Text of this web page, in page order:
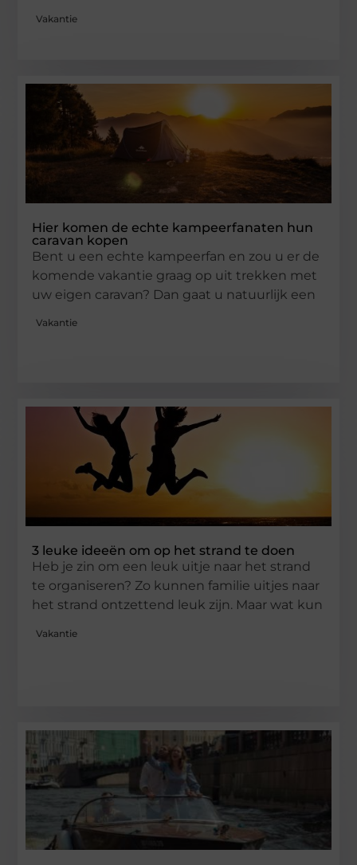
Vakantie
Hier komen de echte kampeerfanaten hun
caravan kopen
Bent u een echte kampeerfan en zou u er de
komende vakantie graag op uit trekken met
uw eigen caravan? Dan gaat u natuurlijk een
Vakantie
3 leuke ideeën om op het strand te doen
Heb je zin om een leuk uitje naar het strand
te organiseren? Zo kunnen familie uitjes naar
het strand ontzettend leuk zijn. Maar wat kun
Vakantie